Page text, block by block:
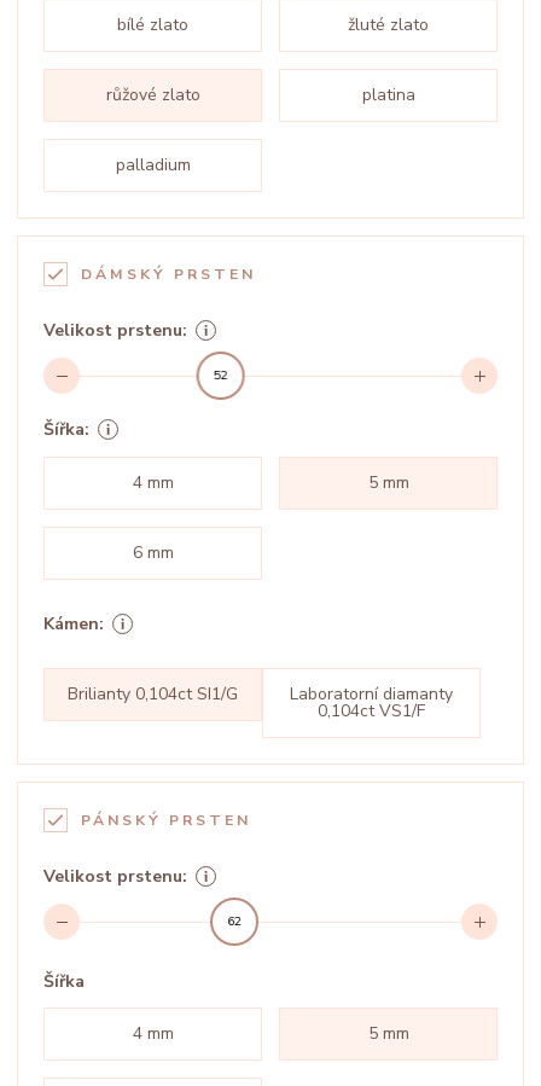
bílé zlato žluté zlato
růžové zlato platina
palladium
DÁMSKÝ PRSTEN
Velikost prstenu:
52
Šířka:
4 mm 5 mm
6 mm
Kámen:
Brilianty 0,104ct SI1/G Laboratorní diamanty
0,104ct VS1/F
PÁNSKÝ PRSTEN
Velikost prstenu:
62
Šířka
4 mm 5 mm